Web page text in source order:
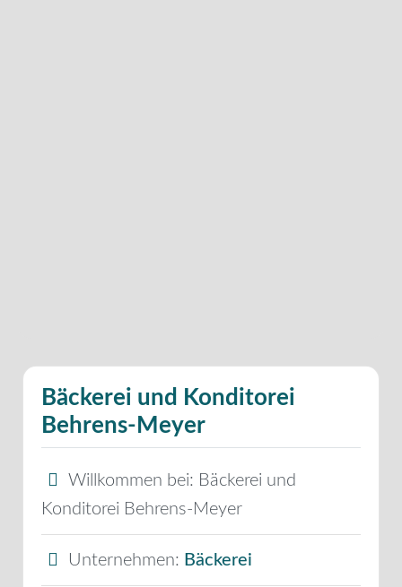
Bäckerei und Konditorei
Behrens-Meyer
Willkommen bei: Bäckerei und
Konditorei Behrens-Meyer
Unternehmen: Bäckerei